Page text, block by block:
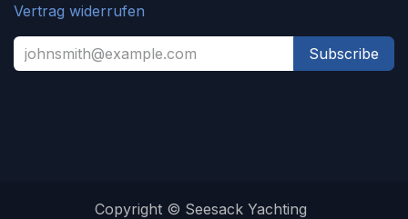
Vertrag widerrufen
Subscribe
Copyright © Seesack Yachting